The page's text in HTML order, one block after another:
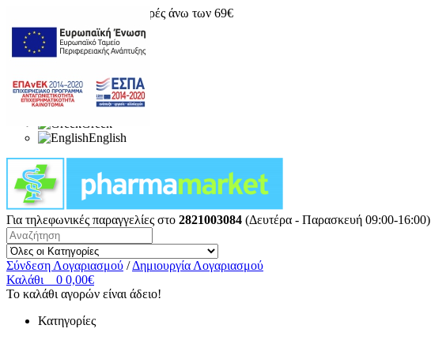
Δωρεάν μεταφορικά για αγορές άνω των 69€
Greek
English
Για τηλεφωνικές παραγγελίες στο 2821003084 (Δευτέρα - Παρασκευή 09:00-16:00)
Σύνδεση Λογαριασμού / Δημιουργία Λογαριασμού
Καλάθι
0 0,00€
Το καλάθι αγορών είναι άδειο!
Κατηγορίες